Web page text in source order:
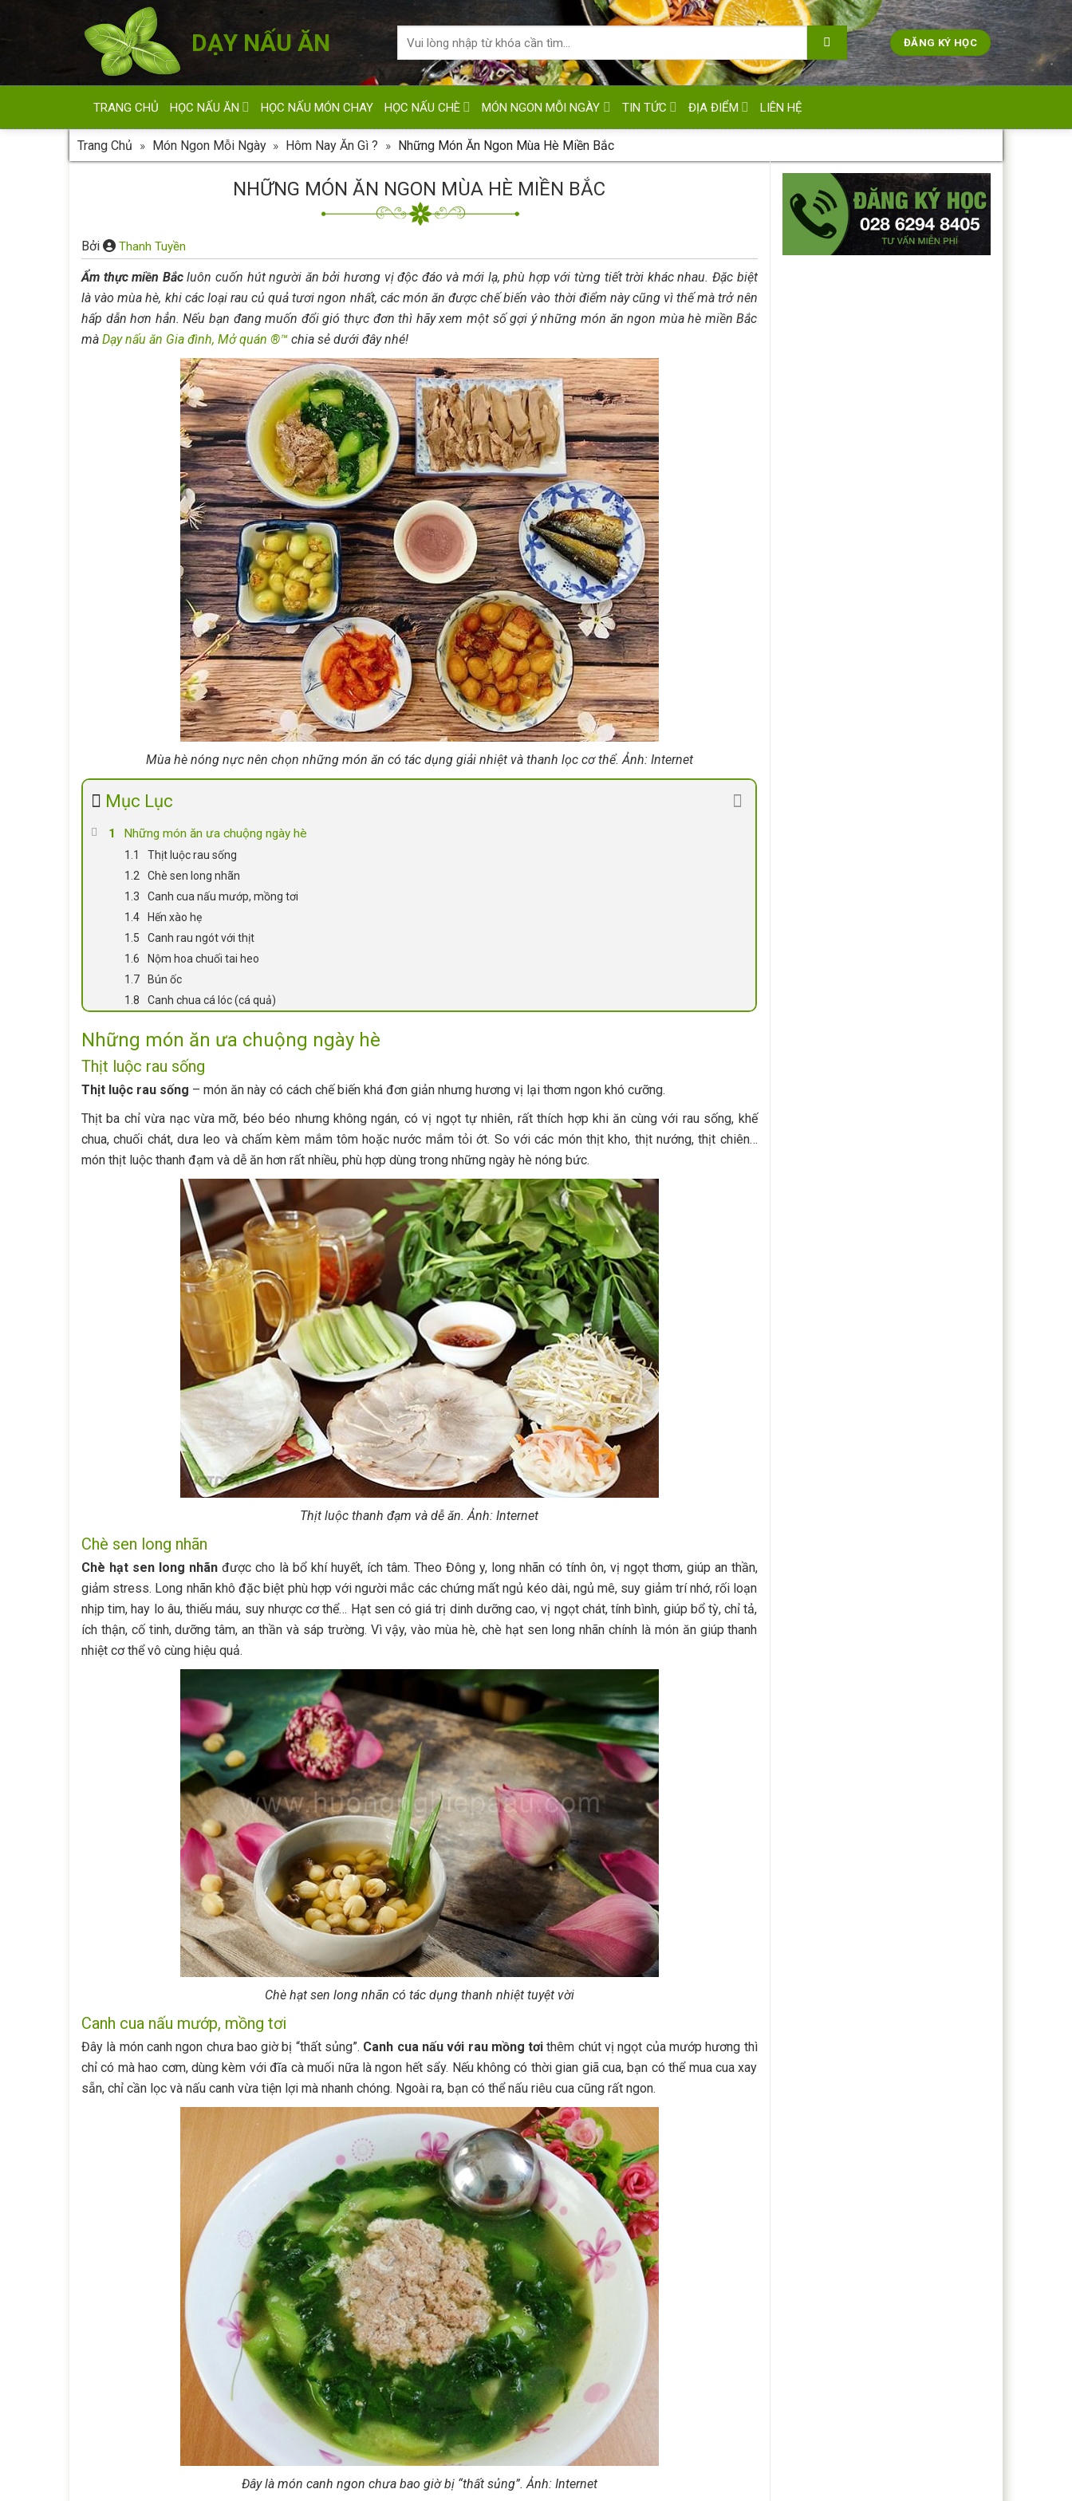
DẠY NẤU ĂN ĐĂNG KÝ HỌC
TRANG CHỦ HỌC NẤU ĂN HỌC NẤU MÓN CHAY HỌC NẤU CHÈ MÓN NGON MỖI NGÀY TIN TỨC ĐỊA ĐIỂM LIÊN HỆ
Trang Chủ » Món Ngon Mỗi Ngày » Hôm Nay Ăn Gì ? » Những Món Ăn Ngon Mùa Hè Miền Bắc
NHỮNG MÓN ĂN NGON MÙA HÈ MIỀN BẮC
Bởi Thanh Tuyền
Ẩm thực miền Bắcluôn cuốn hút người ăn bởi hương vị độc đáo và mới lạ, phù hợp với từng tiết trời khác nhau. Đặc biệt
là vào mùa hè, khi các loại rau củ quả tươi ngon nhất, các món ăn được chế biến vào thời điểm này cũng vì thế mà trở nên
hấp dẫn hơn hẳn. Nếu bạn đang muốn đổi gió thực đơn thì hãy xem một số gợi ý những món ăn ngon mùa hè miền Bắc
mà Dạy nấu ăn Gia đình, Mở quán ®™ chia sẻ dưới đây nhé!
Mùa hè nóng nực nên chọn những món ăn có tác dụng giải nhiệt và thanh lọc cơ thể. Ảnh: Internet
Mục Lục
Những món ăn ưa chuộng ngày hè
Thịt luộc rau sống
Chè sen long nhãn
Canh cua nấu mướp, mồng tơi
Hến xào hẹ
Canh rau ngót với thịt
Nộm hoa chuối tai heo
Bún ốc
Canh chua cá lóc (cá quả)
Những món ăn ưa chuộng ngày hè
Thịt luộc rau sống
Thịt luộc rau sống – món ăn này có cách chế biến khá đơn giản nhưng hương vị lại thơm ngon khó cưỡng.
Thịt ba chỉ vừa nạc vừa mỡ, béo béo nhưng không ngán, có vị ngọt tự nhiên, rất thích hợp khi ăn cùng với rau sống, khế
chua, chuối chát, dưa leo và chấm kèm mắm tôm hoặc nước mắm tỏi ớt. So với các món thịt kho, thịt nướng, thịt chiên…
món thịt luộc thanh đạm và dễ ăn hơn rất nhiều, phù hợp dùng trong những ngày hè nóng bức.
Thịt luộc thanh đạm và dễ ăn. Ảnh: Internet
Chè sen long nhãn
Chè hạt sen long nhãnđược cho là bổ khí huyết, ích tâm. Theo Đông y, long nhãn có tính ôn, vị ngọt thơm, giúp an thần,
giảm stress. Long nhãn khô đặc biệt phù hợp với người mắc các chứng mất ngủ kéo dài, ngủ mê, suy giảm trí nhớ, rối loạn
nhịp tim, hay lo âu, thiếu máu, suy nhược cơ thể… Hạt sen có giá trị dinh dưỡng cao, vị ngọt chát, tính bình, giúp bổ tỳ, chỉ tả,
ích thận, cố tinh, dưỡng tâm, an thần và sáp trường. Vì vậy, vào mùa hè, chè hạt sen long nhãn chính là món ăn giúp thanh
nhiệt cơ thể vô cùng hiệu quả.
Chè hạt sen long nhãn có tác dụng thanh nhiệt tuyệt vời
Canh cua nấu mướp, mồng tơi
Đây là món canh ngon chưa bao giờ bị “thất sủng”. Canh cua nấu với rau mồng tơi thêm chút vị ngọt của mướp hương thì
chỉ có mà hao cơm, dùng kèm với đĩa cà muối nữa là ngon hết sẩy. Nếu không có thời gian giã cua, bạn có thể mua cua xay
sẵn, chỉ cần lọc và nấu canh vừa tiện lợi mà nhanh chóng. Ngoài ra, bạn có thể nấu riêu cua cũng rất ngon.
Đây là món canh ngon chưa bao giờ bị “thất sủng”. Ảnh: Internet